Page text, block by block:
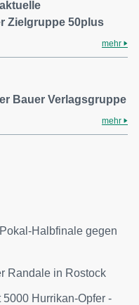
Zielgruppe 50plus
mehr
Bauer Verlagsgruppe
mehr
Halbfinale gegen
Randale in Rostock
Hurrikan-Opfer -